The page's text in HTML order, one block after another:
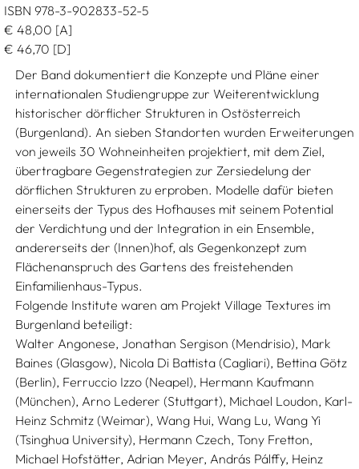
ISBN 978-3-902833-52-5
€ 48,00 [A]
€ 46,70 [D]
Der Band dokumentiert die Konzepte und Pläne einer
internationalen Studiengruppe zur Weiterentwicklung
historischer dörflicher Strukturen in Ostösterreich
(Burgenland). An sieben Standorten wurden Erweiterungen
von jeweils 30 Wohneinheiten projektiert, mit dem Ziel,
übertragbare Gegenstrategien zur Zersiedelung der
dörflichen Strukturen zu erproben. Modelle dafür bieten
einerseits der Typus des Hofhauses mit seinem Potential
der Verdichtung und der Integration in ein Ensemble,
andererseits der (Innen)hof, als Gegenkonzept zum
Flächenanspruch des Gartens des freistehenden
Einfamilienhaus-Typus.
Folgende Institute waren am Projekt Village Textures im
Burgenland beteiligt:
Walter Angonese, Jonathan Sergison (Mendrisio), Mark
Baines (Glasgow), Nicola Di Battista (Cagliari), Bettina Götz
(Berlin), Ferruccio Izzo (Neapel), Hermann Kaufmann
(München), Arno Lederer (Stuttgart), Michael Loudon, Karl-
Heinz Schmitz (Weimar), Wang Hui, Wang Lu, Wang Yi
(Tsinghua University), Hermann Czech, Tony Fretton,
Michael Hofstätter, Adrian Meyer, András Pálffy, Heinz